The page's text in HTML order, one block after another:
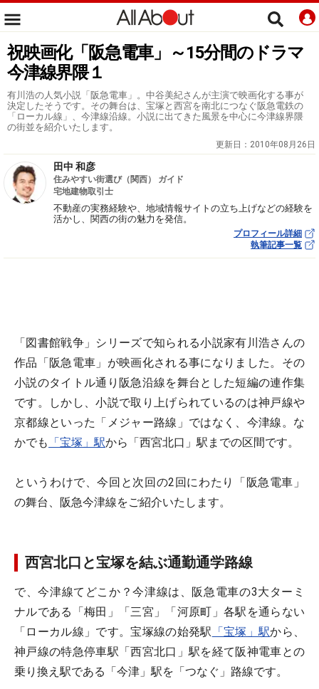
祝映画化「阪急電車」～15分間のドラマ
今津線界隈１
有川浩の人気小説「阪急電車」。中谷美紀さんが主演で映画化する事が
決定したそうです。その舞台は、宝塚と西宮を南北につなぐ阪急電鉄の
「ローカル線」、今津線沿線。小説に出てきた風景を中心に今津線界隈
の街並を紹介いたします。
更新日： 2010年08月26日
田中 和彦
住みやすい街選び（関西） ガイド
宅地建物取引士
不動産の実務経験や、地域情報サイトの立ち上げなどの経験を
活かし、関西の街の魅力を発信。
プロフィール詳細
執筆記事一覧
「図書館戦争」シリーズで知られる小説家有川浩さんの
作品「阪急電車」が映画化される事になりました。その
小説のタイトル通り阪急沿線を舞台とした短編の連作集
です。しかし、小説で取り上げられているのは神戸線や
京都線といった「メジャー路線」ではなく、今津線。な
かでも 「宝塚」駅から「西宮北口」駅までの区間です。
というわけで、今回と次回の2回にわたり「阪急電車」
の舞台、阪急今津線をご紹介いたします。
西宮北口と宝塚を結ぶ通勤通学路線
で、今津線てどこか？今津線は、阪急電車の3大ターミ
ナルである「梅田」「三宮」「河原町」各駅を通らない
「ローカル線」です。宝塚線の始発駅 「宝塚」駅から、
神戸線の特急停車駅「西宮北口」駅を経て阪神電車との
乗り換え駅である「今津」駅を「つなぐ」路線です。